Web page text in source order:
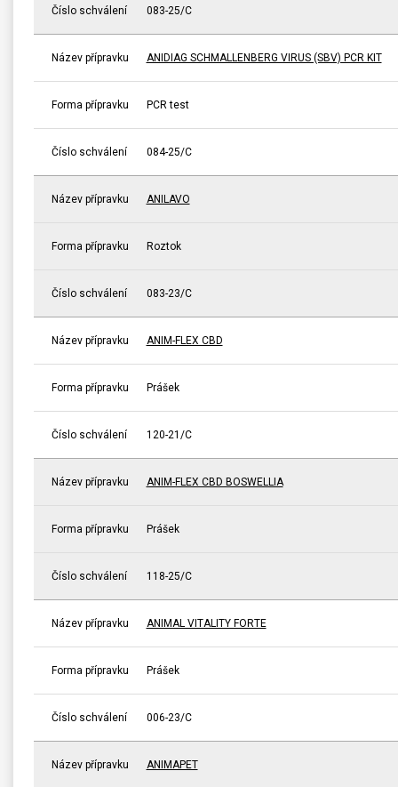
Číslo schválení 083-25/C
Název přípravku ANIDIAG SCHMALLENBERG VIRUS (SBV) PCR KIT
Forma přípravku PCR test
Číslo schválení 084-25/C
Název přípravku ANILAVO
Forma přípravku Roztok
Číslo schválení 083-23/C
Název přípravku ANIM-FLEX CBD
Forma přípravku Prášek
Číslo schválení 120-21/C
Název přípravku ANIM-FLEX CBD BOSWELLIA
Forma přípravku Prášek
Číslo schválení 118-25/C
Název přípravku ANIMAL VITALITY FORTE
Forma přípravku Prášek
Číslo schválení 006-23/C
Název přípravku ANIMAPET